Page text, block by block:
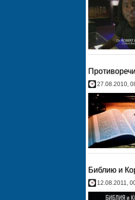
27.08.2010,
Библию и
12.08.2011,